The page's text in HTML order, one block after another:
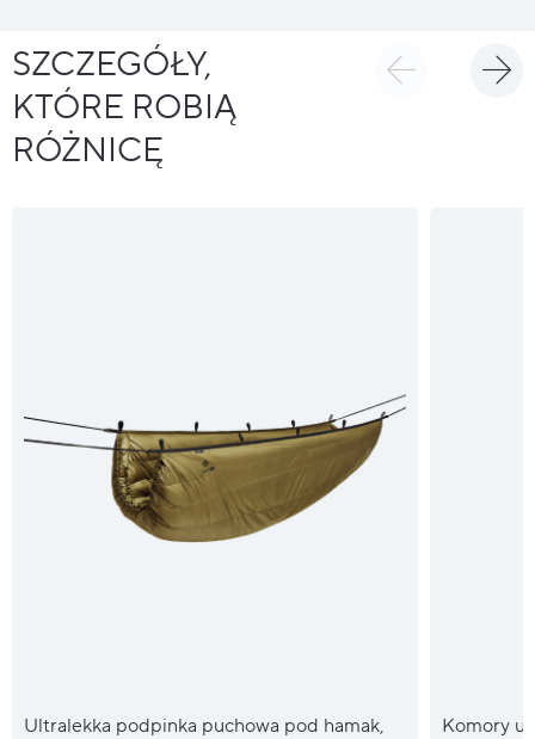
SZCZEGÓŁY,
KTÓRE ROBIĄ
RÓŻNICĘ
Ultralekka podpinka puchowa pod hamak,
Komory